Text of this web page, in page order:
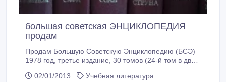
большая советская ЭНЦИКЛОПЕДИЯ
продам
Продам Большую Советскую Энциклопедию (БСЭ)
1978 год, третье издание, 30 томов (24-й том в двух
Бордовый кожаный переплет, надпись золотыми
02/01/2013
Учебная литература